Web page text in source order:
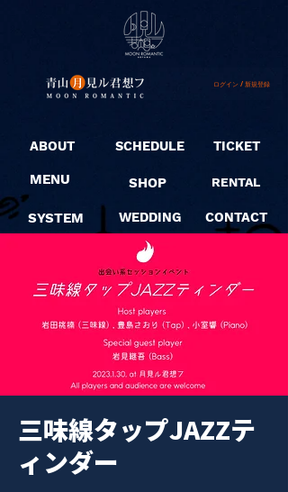
ログイン / 新規登録
ABOUT
MENU
SYSTEM
SCHEDULE
SHOP
WEDDING
TICKET
RENTAL
CONTACT
三味線タップJAZZテ
ィンダー